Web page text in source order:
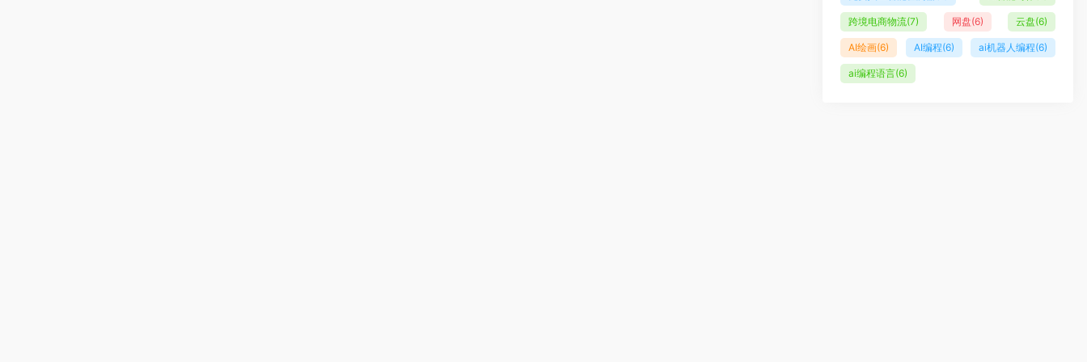
跨境电商物流(7) 网盘(6) 云盘(6)
AI绘画(6) AI编程(6) ai机器人编程(6)
ai编程语言(6)